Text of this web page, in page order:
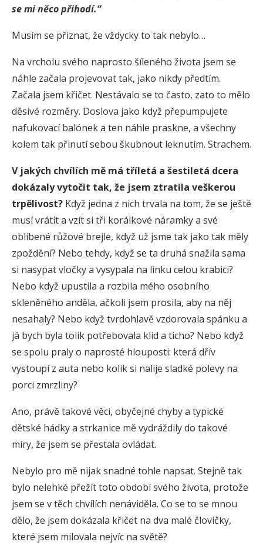
se mi něco přihodí.“
Musím se přiznat, že vždycky to tak nebylo…
Na vrcholu svého naprosto šíleného života jsem se
náhle začala projevovat tak, jako nikdy předtím.
Začala jsem křičet. Nestávalo se to často, zato to mělo
děsivé rozměry. Doslova jako když přepumpujete
nafukovací balónek a ten náhle praskne, a všechny
kolem tak přinutí sebou škubnout leknutím. Strachem.
V jakých chvílích mě má tříletá a šestiletá dcera
dokázaly vytočit tak, že jsem ztratila veškerou
trpělivost? Když jedna z nich trvala na tom, že se ještě
musí vrátit a vzít si tři korálkové náramky a své
oblíbené růžové brejle, když už jsme tak jako tak měly
zpoždění? Nebo tehdy, když se ta druhá snažila sama
si nasypat vločky a vysypala na linku celou krabici?
Nebo když upustila a rozbila mého osobního
skleněného anděla, ačkoli jsem prosila, aby na něj
nesahaly? Nebo když tvrdohlavě vzdorovala spánku a
já bych byla tolik potřebovala klid a ticho? Nebo když
se spolu praly o naprosté hlouposti: která dřív
vystoupí z auta nebo kolik si nalije sladké polevy na
porci zmrzliny?
Ano, právě takové věci, obyčejné chyby a typické
dětské hádky a strkanice mě vydráždily do takové
míry, že jsem se přestala ovládat.
Nebylo pro mě nijak snadné tohle napsat. Stejně tak
bylo nelehké přežít toto období svého života, protože
jsem se v těch chvílích nenáviděla. Co se to se mnou
dělo, že jsem dokázala křičet na dva malé človíčky,
které jsem milovala nejvíc na světě?